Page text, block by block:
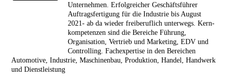
Unternehmen. Erfolg­reich­er Geschäfts­führer
Auftragsfertigung für die Industrie bis August
2021- ab da wieder freiberuflich unterwegs. Kern­
kompe­ten­zen sind die Bereiche Führung,
Organisation, Vertrieb und Marketing, EDV und
Controlling. Fachexpertise in den Bereichen
Automotive, Indus­trie, Maschinenbau, Produktion, Handel, Handwerk
und Dienstleistung